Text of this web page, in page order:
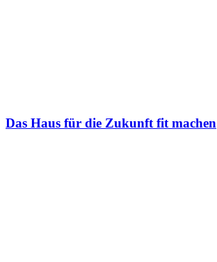
Das Haus für die Zukunft fit machen